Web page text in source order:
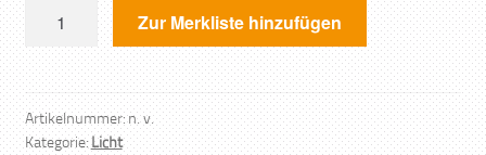
Licht
Set
Menge
Zur Merkliste hinzufügen
Artikelnummer:n. v.
Kategorie:Licht